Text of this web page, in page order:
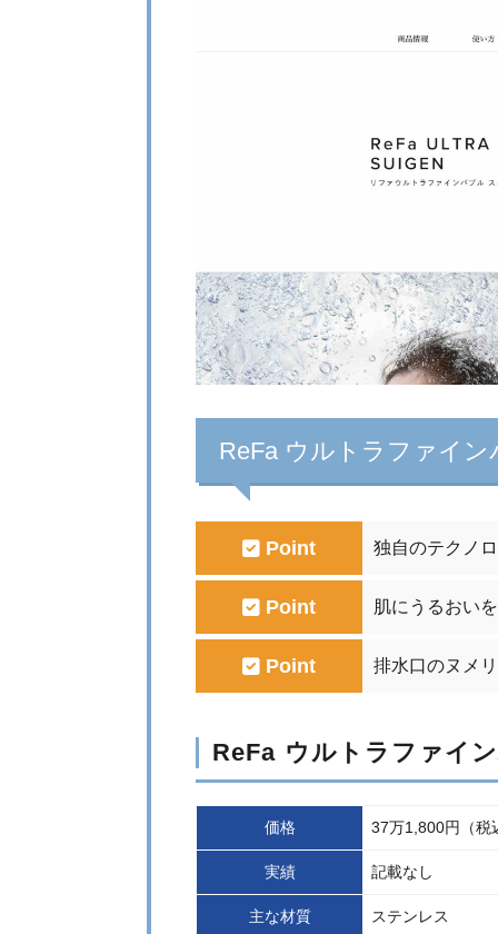
ReFa ウルトラファイ
Point 独自のテクノ
Point 肌にうるおい
Point 排水口のヌメ
ReFa ウルトラファイ
価格 37万1,800円（税
実績 記載なし
主な材質 ステンレス